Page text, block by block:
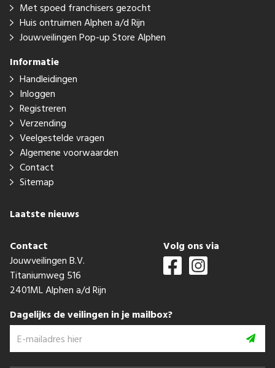
Met spoed franchisers gezocht
Huis ontruimen Alphen a/d Rijn
Jouwveilingen Pop-up Store Alphen
Informatie
Handleidingen
Inloggen
Registreren
Verzending
Veelgestelde vragen
Algemene voorwaarden
Contact
Sitemap
Laatste nieuws
Contact
Jouwveilingen B.V.
Titaniumweg 516
2401ML Alphen a/d Rijn
Volg ons via
Dagelijks de veilingen in je mailbox?